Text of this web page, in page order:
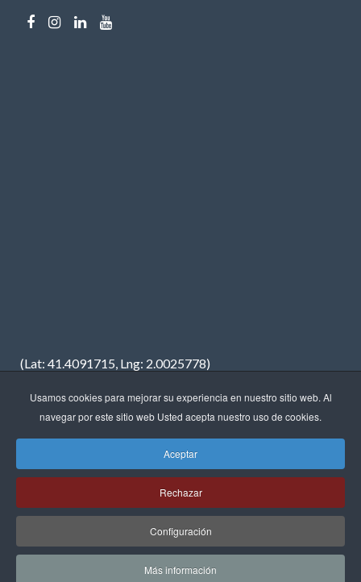
(Lat: 41.4091715, Lng: 2.0025778)
Copyright © 2023 · FREDIMAR, S.A. · Diseño web:
Neótik
Aviso Legal
Política de Privacidad
Política de Cookies
Usamos cookies para mejorar su experiencia en nuestro sitio web. Al
navegar por este sitio web Usted acepta nuestro uso de cookies.
Aceptar
Rechazar
Configuración
Más información